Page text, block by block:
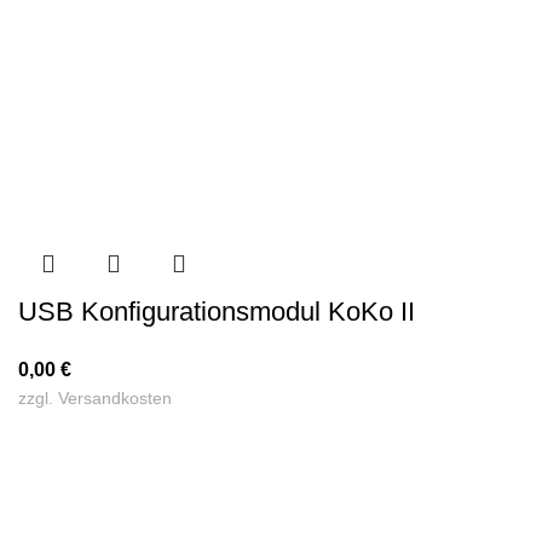
USB Konfigurationsmodul KoKo II
0,00€
zzgl.Versandkosten